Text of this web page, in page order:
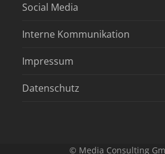
Social Media
Interne Kommunikation
Impressum
Datenschutz
© Media Consulting